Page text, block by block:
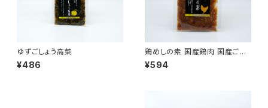
ゆずごしょう高菜
¥486
鶏めしの素 国産鶏肉 国産ごぼ
う まぜごはんの素
¥594